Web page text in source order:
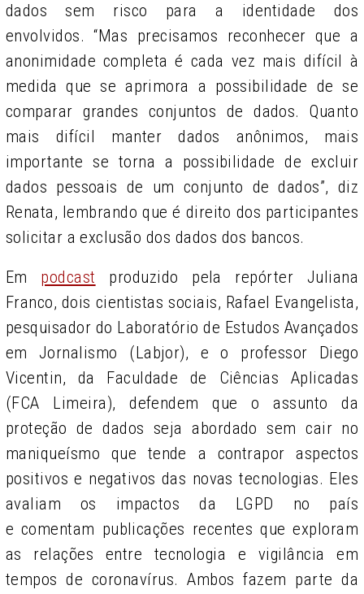
dados sem risco para a identidade dos
envolvidos. “Mas precisamos reconhecer que a
anonimidade completa é cada vez mais difícil à
medida que se aprimora a possibilidade de se
comparar grandes conjuntos de dados. Quanto
mais difícil manter dados anônimos, mais
importante se torna a possibilidade de excluir
dados pessoais de um conjunto de dados”, diz
Renata, lembrando que é direito dos participantes
solicitar a exclusão dos dados dos bancos.
Em podcast produzido pela repórter Juliana
Franco, dois cientistas sociais, Rafael Evangelista,
pesquisador do Laboratório de Estudos Avançados
em Jornalismo (Labjor), e o professor Diego
Vicentin, da Faculdade de Ciências Aplicadas
(FCA Limeira), defendem que o assunto da
proteção de dados seja abordado sem cair no
maniqueísmo que tende a contrapor aspectos
positivos e negativos das novas tecnologias. Eles
avaliam os impactos da LGPD no país
e comentam publicações recentes que exploram
as relações entre tecnologia e vigilância em
tempos de coronavírus. Ambos fazem parte da